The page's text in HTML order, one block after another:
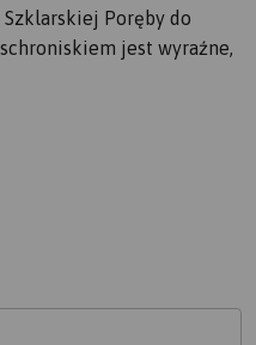
Poręby do
jest wyraźne,